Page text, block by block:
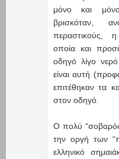
μόνο και
βρισκόταν,
περαστικούς,
οποία και
οδηγό λίγο
είναι αυτή
επιτέθηκαν τα
στον οδηγό.
Ο πολύ
την οργή των
ελληνικό